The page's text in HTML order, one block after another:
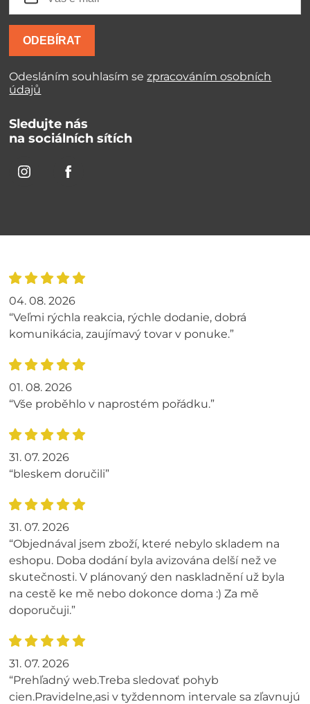
ODEBÍRAT
Odesláním souhlasím sezpracováním osobních
údajů
Sledujte nás
na sociálních sítích
04. 08. 2026
“Veľmi rýchla reakcia, rýchle dodanie, dobrá
komunikácia, zaujímavý tovar v ponuke.”
01. 08. 2026
“Vše proběhlo v naprostém pořádku.”
31. 07. 2026
“bleskem doručili”
31. 07. 2026
“Objednával jsem zboží, které nebylo skladem na
eshopu. Doba dodání byla avizována delší než ve
skutečnosti. V plánovaný den naskladnění už byla
na cestě ke mě nebo dokonce doma :) Za mě
doporučuji.”
31. 07. 2026
“Prehľadný web.Treba sledovať pohyb
cien.Pravidelne,asi v tyždennom intervale sa zľavnujú